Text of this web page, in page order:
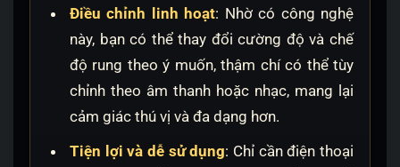
Điều chỉnh linh hoạt: Nhờ có công nghệ
này, bạn có thể thay đổi cường độ và chế
độ rung theo ý muốn, thậm chí có thể tùy
chỉnh theo âm thanh hoặc nhạc, mang lại
cảm giác thú vị và đa dạng hơn.
Tiện lợi và dễ sử dụng: Chỉ cần điện thoại